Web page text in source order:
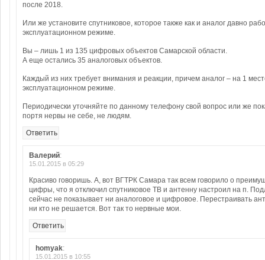
после 2018.
Или же установите спутниковое, которое также как и аналог давно
эксплуатационном режиме.
Вы – лишь 1 из 135 цифровых объектов Самарской области.
А еще остались 35 аналоговых объектов.
Каждый из них требует внимания и реакции, причем аналог – на 1
эксплуатационном режиме.
Периодически уточняйте по данному телефону свой вопрос или же
портя нервы не себе, не людям.
Ответить
Валерий:
15.01.2015 в 05:29
Красиво говоришь. А, вот ВГТРК Самара так всем говорило о
цифры, что я отключил спутниковое ТВ и антенну настроил на п.
сейчас не показывает ни аналоговое и цифровое. Перестраивать
ни кто не решается. Вот так то нервные мои.
Ответить
homyak:
15.01.2015 в 10:55